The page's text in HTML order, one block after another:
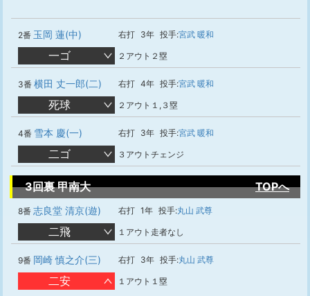
2番 玉岡 蓮(中) 右打 3年 投手:宮武 暖和
一ゴ ２アウト２塁
3番 横田 丈一郎(二) 右打 4年 投手:宮武 暖和
死球 ２アウト１,３塁
4番 雪本 慶(一) 右打 3年 投手:宮武 暖和
二ゴ ３アウトチェンジ
3回裏 甲南大 TOPへ
8番 志良堂 清京(遊) 右打 1年 投手:丸山 武尊
二飛 １アウト走者なし
9番 岡崎 慎之介(三) 右打 3年 投手:丸山 武尊
二安 １アウト１塁